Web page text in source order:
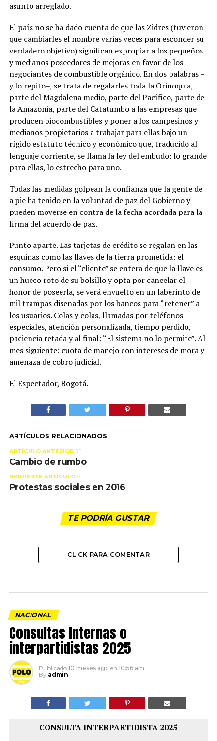
asunto arreglado.
El país no se ha dado cuenta de que las Zidres (tuvieron
que cambiarles el nombre varias veces para esconder su
verdadero objetivo) significan expropiar a los pequeños
y medianos poseedores de mejoras en favor de los
negociantes de combustible orgánico. En dos palabras –
y lo repito–, se trata de regalarles toda la Orinoquia,
parte del Magdalena medio, parte del Pacífico, parte de
la Amazonia, parte del Catatumbo a las empresas que
producen biocombustibles y poner a los campesinos y
medianos propietarios a trabajar para ellas bajo un
rígido estatuto técnico y económico que, traducido al
lenguaje corriente, se llama la ley del embudo: lo grande
para ellas, lo estrecho para uno.
Todas las medidas golpean la confianza que la gente de
a pie ha tenido en la voluntad de paz del Gobierno y
pueden moverse en contra de la fecha acordada para la
firma del acuerdo de paz.
Punto aparte. Las tarjetas de crédito se regalan en las
esquinas como las llaves de la tierra prometida: el
consumo. Pero si el “cliente” se entera de que la llave es
un hueco roto de su bolsillo y opta por cancelar el
honor de poseerla, se verá envuelto en un laberinto de
mil trampas diseñadas por los bancos para “retener” a
los usuarios. Colas y colas, llamadas por teléfonos
especiales, atención personalizada, tiempo perdido,
paciencia retada y al final: “El sistema no lo permite”. Al
mes siguiente: cuota de manejo con intereses de mora y
amenaza de cobro judicial.
El Espectador, Bogotá.
ARTÍCULOS RELACIONADOS
ARTÍCULO ANTERIOR 👉🏻
Cambio de rumbo
SIGUIENTE ARTÍCULO 👈🏻
Protestas sociales en 2016
TE PODRÍA GUSTAR
CLICK PARA COMENTAR
NACIONAL
Consultas Internas o
interpartidistas 2025
Publicado 10 meses ago en 10:56 am
By admin
CONSULTA INTERPARTIDISTA 2025